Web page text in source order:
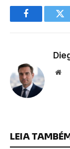
Facebook
LEIA